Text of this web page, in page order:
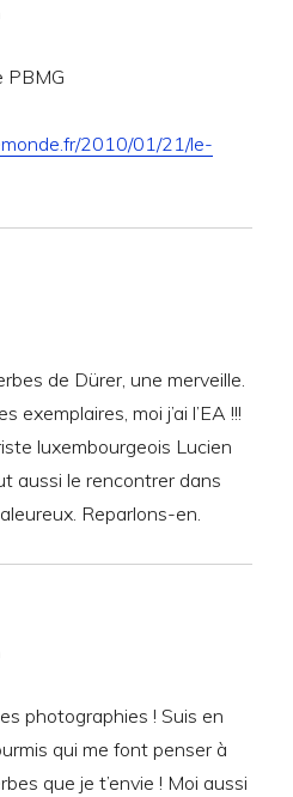
PBMG
2010/01/21/le-
de Dürer, une merveille.
exemplaires, moi j’ai l’EA !!!
luxembourgeois Lucien
aussi le rencontrer dans
Reparlons-en.
photographies ! Suis en
qui me font penser à
que je t’envie ! Moi aussi